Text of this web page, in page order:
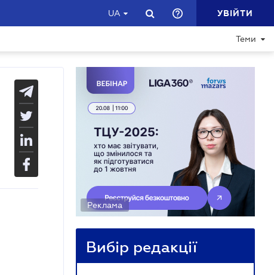
UA УВІЙТИ
Теми
Реклама
Вибір редакції